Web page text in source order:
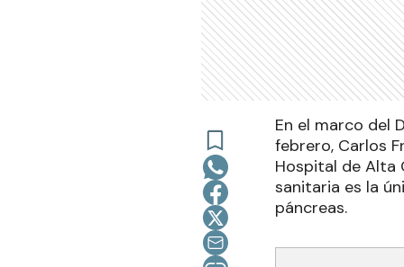
En el marco del
febrero, Carlos
Hospital de Alta
sanitaria es la
páncreas.